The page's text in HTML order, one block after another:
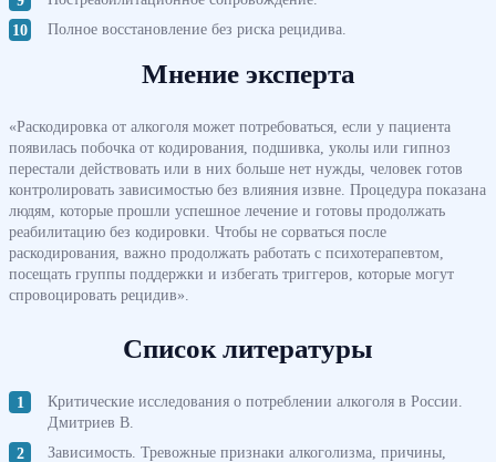
Полное восстановление без риска рецидива.
Мнение эксперта
«Раскодировка от алкоголя может потребоваться, если у пациента
появилась побочка от кодирования, подшивка, уколы или гипноз
перестали действовать или в них больше нет нужды, человек готов
контролировать зависимостью без влияния извне. Процедура показана
людям, которые прошли успешное лечение и готовы продолжать
реабилитацию без кодировки. Чтобы не сорваться после
раскодирования, важно продолжать работать с психотерапевтом,
посещать группы поддержки и избегать триггеров, которые могут
спровоцировать рецидив».
Список литературы
Критические исследования о потреблении алкоголя в России.
Дмитриев В.
Зависимость. Тревожные признаки алкоголизма, причины,